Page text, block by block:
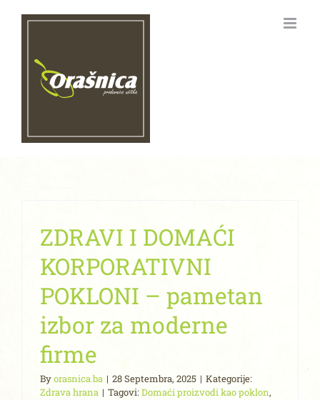
ZDRAVI I DOMAĆI
KORPORATIVNI
POKLONI – pametan
izbor za moderne
firme
Byorasnica.ba | 28 Septembra, 2025 | Kategorije:
Zdrava hrana | Tagovi:Domaći proizvodi kao poklon,